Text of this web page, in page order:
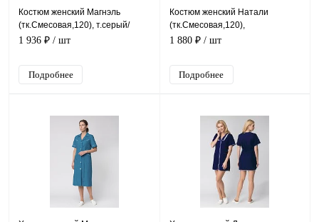
Костюм женский Магнэль
(тк.Смесовая,120), т.серый/
оранжевый
1 936 ₽ / шт
Подробнее
Костюм женский Натали
(тк.Смесовая,120),
васильковый/полоска
1 880 ₽ / шт
Подробнее